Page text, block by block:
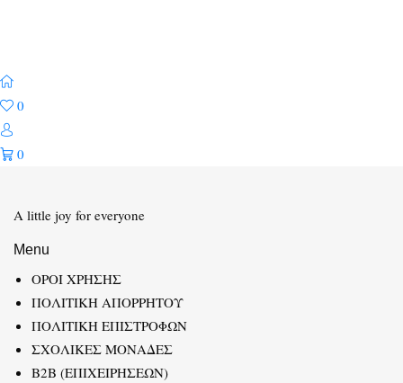
0
0
A little joy for everyone
Menu
ΟΡΟΙ ΧΡΗΣΗΣ
ΠΟΛΙΤΙΚΗ ΑΠΟΡΡΗΤΟΥ
ΠΟΛΙΤΙΚΗ ΕΠΙΣΤΡΟΦΩΝ
ΣΧΟΛΙΚΕΣ ΜΟΝΑΔΕΣ
B2B (ΕΠΙΧΕΙΡΗΣΕΩΝ)